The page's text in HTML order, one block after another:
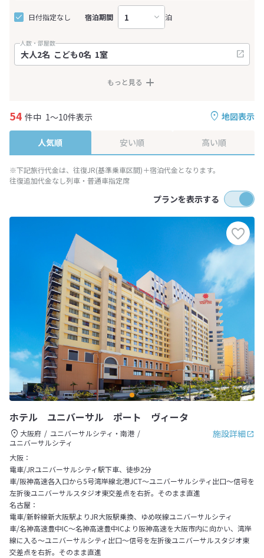
日付指定なし 宿泊期間 泊
人数・部屋数
もっと見る
地図表示
54 件中 1～10件表示
人気順 安い順 高い順
※下記旅行代金は、往復JR(基準乗車区間)＋宿泊代金となります。
往復追加代金なし列車・普通車指定席
プランを表示する
ホテル ユニバーサル ポート ヴィータ
施設詳細
大阪府
ユニバーサルシティ・南港
ユニバーサルシティ
大阪：
電車/JRユニバーサルシティ駅下車、徒歩2分
車/阪神高速各入口から5号湾岸線北港JCT～ユニバーサルシティ出口～信号を
左折後ユニバーサルスタジオ東交差点を右折。そのまま直進
名古屋：
電車/新幹線新大阪駅よりJR大阪駅乗換、ゆめ咲線ユニバーサルシティ
車/名神高速豊中IC～名神高速豊中ICより阪神高速を大阪市内に向かい、湾岸
線に入る～ユニバーサルシティ出口～信号を左折後ユニバーサルスタジオ東
交差点を右折。そのまま直進